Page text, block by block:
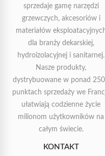
sprzedaje gamę narzędzi
grzewczych, akcesoriów i
materiałów
dla branży dekarskiej,
hydroizolacyjnej i sanitarnej.
Nasze produkty,
dystrybuowane w ponad
punktach sprzedaży we
ułatwiają codzienne życie
milionom użytkowników na
całym świecie.
KONTAKT